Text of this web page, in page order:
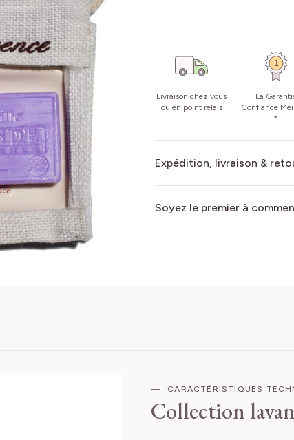
Livraison chez vous
ou en point relais
La
Confiance
*
Expédition, livraison &
Soyez le premier à
CARACTÉRISTIQUES
Collection